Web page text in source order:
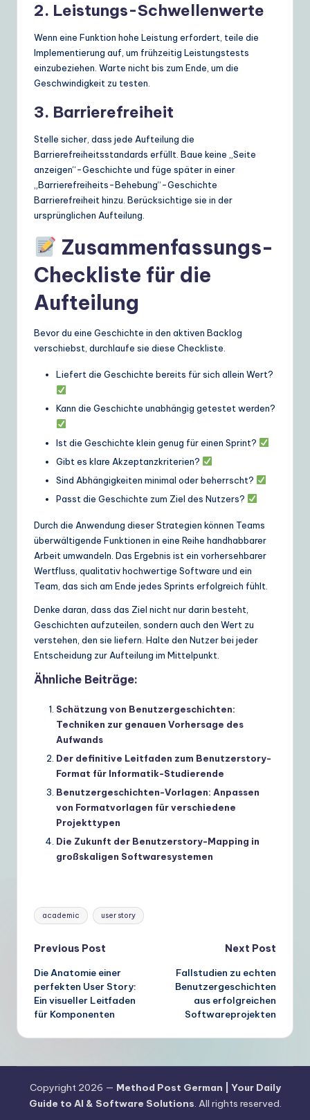
2. Leistungs-Schwellenwerte
Wenn eine Funktion hohe Leistung erfordert, teile die
Implementierung auf, um frühzeitig Leistungstests
einzubeziehen. Warte nicht bis zum Ende, um die
Geschwindigkeit zu testen.
3. Barrierefreiheit
Stelle sicher, dass jede Aufteilung die
Barrierefreiheitsstandards erfüllt. Baue keine „Seite
anzeigen“-Geschichte und füge später in einer
„Barrierefreiheits-Behebung“-Geschichte
Barrierefreiheit hinzu. Berücksichtige sie in der
ursprünglichen Aufteilung.
Zusammenfassungs-
Checkliste für die
Aufteilung
Bevor du eine Geschichte in den aktiven Backlog
verschiebst, durchlaufe sie diese Checkliste.
Liefert die Geschichte bereits für sich allein Wert?
Kann die Geschichte unabhängig getestet werden?
Ist die Geschichte klein genug für einen Sprint?
Gibt es klare Akzeptanzkriterien?
Sind Abhängigkeiten minimal oder beherrscht?
Passt die Geschichte zum Ziel des Nutzers?
Durch die Anwendung dieser Strategien können Teams
überwältigende Funktionen in eine Reihe handhabbarer
Arbeit umwandeln. Das Ergebnis ist ein vorhersehbarer
Wertfluss, qualitativ hochwertige Software und ein
Team, das sich am Ende jedes Sprints erfolgreich fühlt.
Denke daran, dass das Ziel nicht nur darin besteht,
Geschichten aufzuteilen, sondern auch den Wert zu
verstehen, den sie liefern. Halte den Nutzer bei jeder
Entscheidung zur Aufteilung im Mittelpunkt.
Ähnliche Beiträge:
Schätzung von Benutzergeschichten:
Techniken zur genauen Vorhersage des
Aufwands
Der definitive Leitfaden zum Benutzerstory-
Format für Informatik-Studierende
Benutzergeschichten-Vorlagen: Anpassen
von Formatvorlagen für verschiedene
Projekttypen
Die Zukunft der Benutzerstory-Mapping in
großskaligen Softwaresystemen
Tags:
academic user story
Post
navigation
Previous Post
Die Anatomie einer
perfekten User Story:
Ein visueller Leitfaden
für Komponenten
Next Post
Fallstudien zu echten
Benutzergeschichten
aus erfolgreichen
Softwareprojekten
Copyright 2026 — Method Post German | Your Daily
Guide to AI & Software Solutions. All rights reserved.